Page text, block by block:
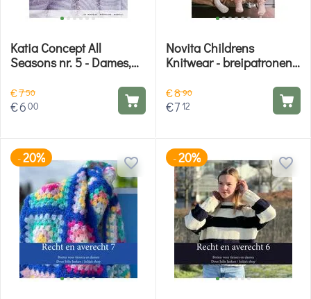
Katia Concept All
Seasons nr. 5 - Dames,
€750
€600
Novita Childrens
Knitwear - breipatronen
€890
€712
-20% -20%